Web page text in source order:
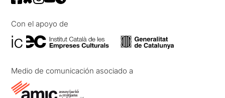
Con el apoyo de
Medio de comunicación asociado a